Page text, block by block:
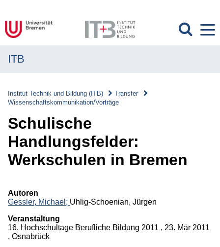
Forschung
Transfer
Transferverständnis
Wissenschaftskommunikation/Vorträge
Projekte
ITB
Institut Technik und Bildung (ITB)
Transfer
Wissenschaftskommunikation/Vorträge
Schulische
Handlungsfelder:
Werkschulen in Bremen
Autoren
Gessler, Michael; Uhlig-Schoenian, Jürgen
Veranstaltung
16. Hochschultage Berufliche Bildung 2011 , 23. Mär 2011
, Osnabrück